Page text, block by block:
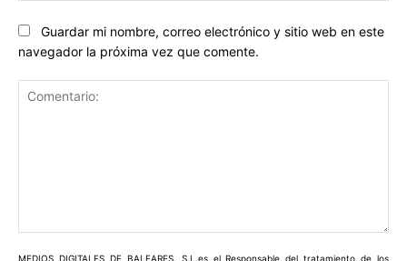
Guardar mi nombre, correo electrónico y sitio web en este
navegador la próxima vez que comente.
MEDIOS DIGITALES DE BALEARES, S.L.es el Responsable del tratamiento de los